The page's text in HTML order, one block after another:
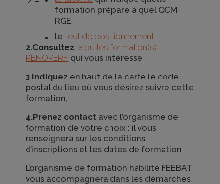
formation prépare à quel QCM
RGE
le test de positionnement
2.Consultez la ou les formation(s)
RENOPERF qui vous intéresse
3.Indiquez en haut de la carte le code
postal du lieu où vous désirez suivre cette
formation,
4.Prenez contact avec l’organisme de
formation de votre choix : il vous
renseignera sur les conditions
d’inscriptions et les dates de formation
L’organisme de formation habilité FEEBAT
vous accompagnera dans les démarches